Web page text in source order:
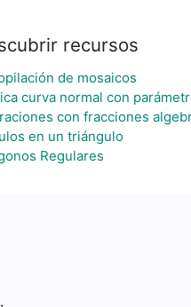
recursos
de mosaicos
curva normal con
con fracciones
en un triángulo
Regulares